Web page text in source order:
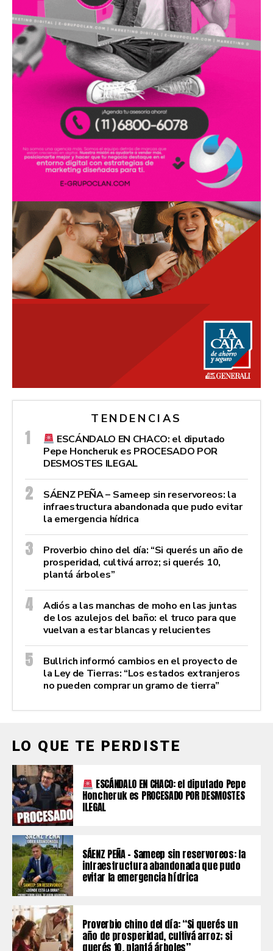
TENDENCIAS
ESCÁNDALO EN CHACO: el diputado
Pepe Honcheruk es PROCESADO POR
DESMOSTES ILEGAL
SÁENZ PEÑA – Sameep sin reservoreos: la
infraestructura abandonada que pudo evitar
la emergencia hídrica
Proverbio chino del día: “Si querés un año de
prosperidad, cultivá arroz; si querés 10,
plantá árboles”
Adiós a las manchas de moho en las juntas
de los azulejos del baño: el truco para que
vuelvan a estar blancas y relucientes
Bullrich informó cambios en el proyecto de
la Ley de Tierras: “Los estados extranjeros
no pueden comprar un gramo de tierra”
LO QUE TE PERDISTE
ESCÁNDALO EN CHACO: el diputado Pepe
Honcheruk es PROCESADO POR DESMOSTES
ILEGAL
SÁENZ PEÑA – Sameep sin reservoreos: la
infraestructura abandonada que pudo
evitar la emergencia hídrica
Proverbio chino del día: “Si querés un
año de prosperidad, cultivá arroz; si
querés 10, plantá árboles”